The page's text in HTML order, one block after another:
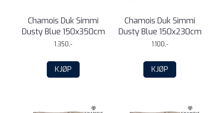
Chamois Duk Simmi
Dusty Blue 150x350cm
1.350,-
KJØP
Chamois Duk Simmi
Dusty Blue 150x230cm
1.100,-
KJØP